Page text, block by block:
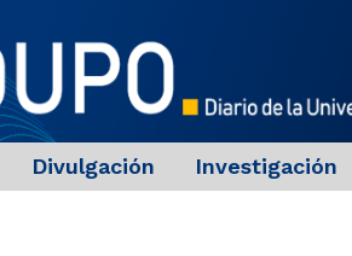
Divulgación Investigación